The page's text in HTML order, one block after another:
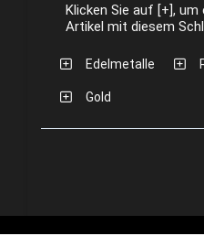
Klicken Sie auf [+], um
Artikel mit diesem
Edelmetalle
Gold